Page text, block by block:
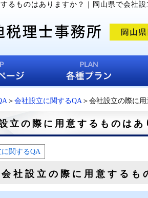
るものはありますか？ 岡山県で会社
＞ 会社設立に関するQA ＞会社設立の際に
立の際に用意するものはあ
関するQA
会社設立の際に用意するも